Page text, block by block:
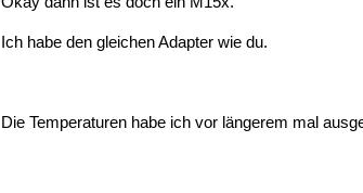
Ich habe den gleichen Adapter wie du.
Die Temperaturen habe ich vor längerem mal